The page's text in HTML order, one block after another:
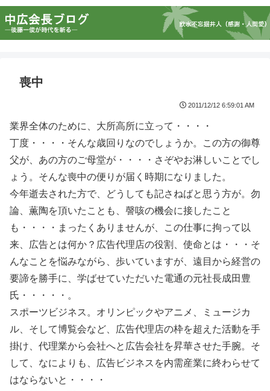
喪中
2011/12/12 6:59:01 AM
業界全体のために、大所高所に立って・・・・
丁度・・・・そんな歳回りなのでしょうか。この方の御尊
父が、あの方のご母堂が・・・・さぞやお淋しいことでし
ょう。そんな喪中の便りが届く時期になりました。
今年逝去された方で、どうしても記さねばと思う方が。勿
論、薫陶を頂いたことも、謦咳の機会に接したこと
も・・・・まったくありませんが、この仕事に拘って以
来、広告とは何か？広告代理店の役割、使命とは・・・そ
んなことを悩みながら、歩いていますが、遠目から経営の
要諦を勝手に、学ばせていただいた電通の元社長成田豊
氏・・・・・。
スポーツビジネス。オリンピックやアニメ、ミュージカ
ル、そして博覧会など、広告代理店の枠を超えた活動を手
掛け、代理業から会社へと広告会社を昇華させた手腕。そ
して、なによりも、広告ビジネスを内需産業に終わらせて
はならないと・・・・